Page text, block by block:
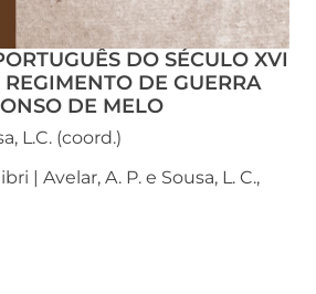
DO SÉCULO XVI
DE GUERRA
DE MELO
L.C. (coord.)
| Avelar, A. P. e Sousa, L. C.,